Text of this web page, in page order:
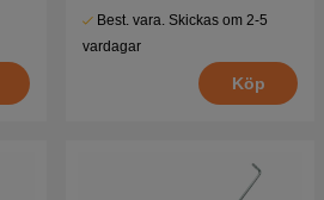
Best. vara. Skickas om 2-5
vardagar
Köp